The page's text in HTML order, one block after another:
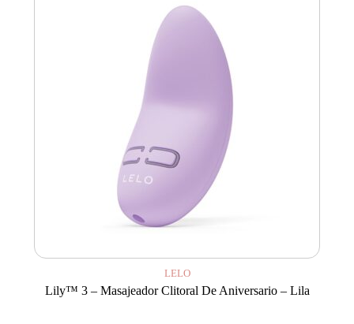
LELO
Lily™ 3 – Masajeador Clitoral De Aniversario – Lila